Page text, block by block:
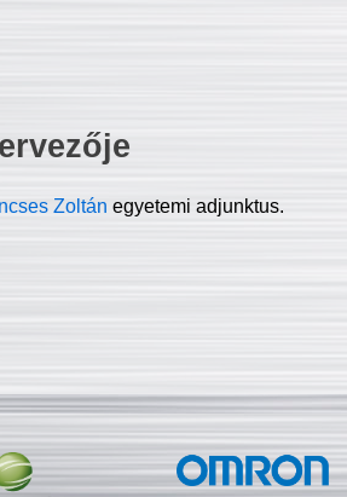
Zoltán egyetemi adjunktus.